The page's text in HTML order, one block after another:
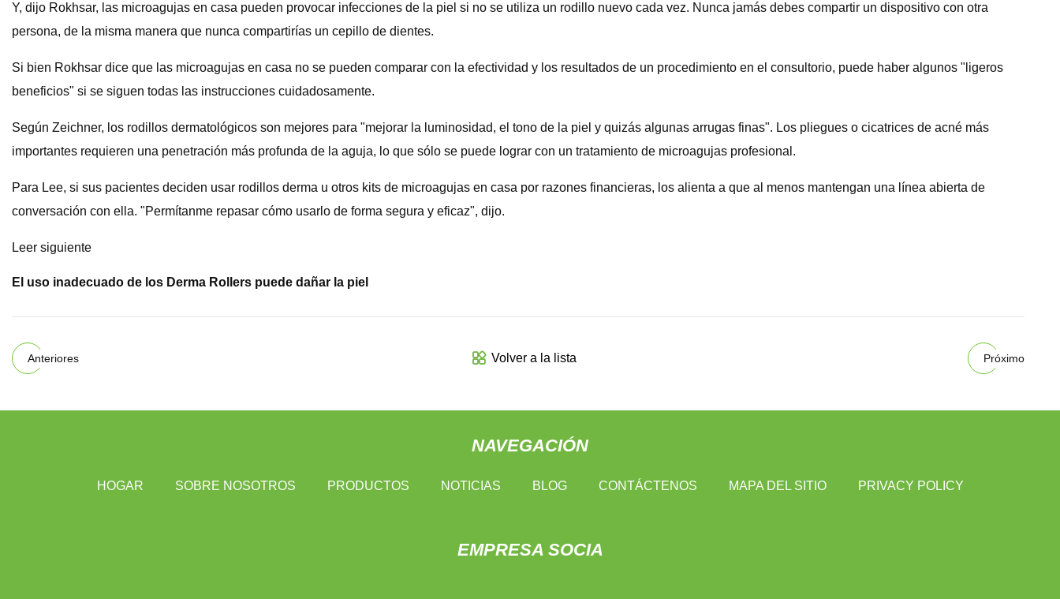
Y, dijo Rokhsar, las microagujas en casa pueden provocar infecciones de la piel si no se utiliza un rodillo nuevo cada vez. Nunca jamás debes compartir un dispositivo con otra
persona, de la misma manera que nunca compartirías un cepillo de dientes.
Si bien Rokhsar dice que las microagujas en casa no se pueden comparar con la efectividad y los resultados de un procedimiento en el consultorio, puede haber algunos "ligeros
beneficios" si se siguen todas las instrucciones cuidadosamente.
Según Zeichner, los rodillos dermatológicos son mejores para "mejorar la luminosidad, el tono de la piel y quizás algunas arrugas finas". Los pliegues o cicatrices de acné más
importantes requieren una penetración más profunda de la aguja, lo que sólo se puede lograr con un tratamiento de microagujas profesional.
Para Lee, si sus pacientes deciden usar rodillos derma u otros kits de microagujas en casa por razones financieras, los alienta a que al menos mantengan una línea abierta de
conversación con ella. "Permítanme repasar cómo usarlo de forma segura y eficaz", dijo.
Leer siguiente
El uso inadecuado de los Derma Rollers puede dañar la piel
Anteriores Volver a la lista Próximo
NAVEGACIÓN
HOGAR SOBRE NOSOTROS PRODUCTOS NOTICIAS BLOG CONTÁCTENOS MAPA DEL SITIO PRIVACY POLICY
EMPRESA SOCIA